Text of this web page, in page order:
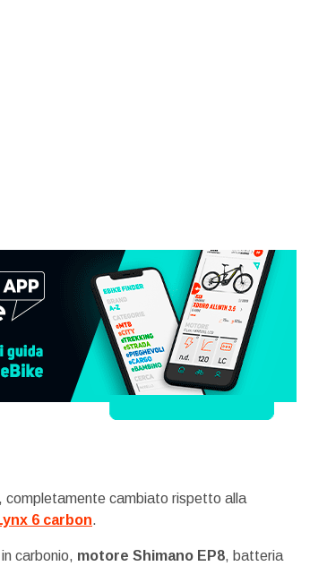
, completamente cambiato rispetto alla
6 carbon.
carbonio, motore Shimano EP8, batteria